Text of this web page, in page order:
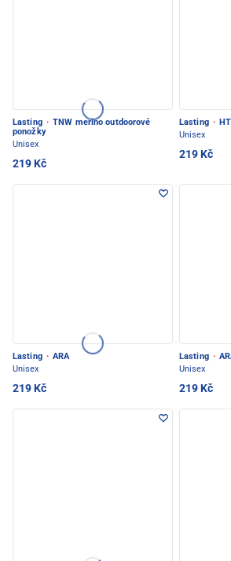
Lasting · TNW merino outdoorové
ponožky
Unisex
219 Kč
Lasting ·
Unisex
219 Kč
Lasting · ARA
Unisex
219 Kč
Lasting ·
Unisex
219 Kč